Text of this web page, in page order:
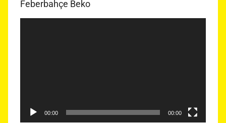
Feberbahçe Beko
00:00 00:00